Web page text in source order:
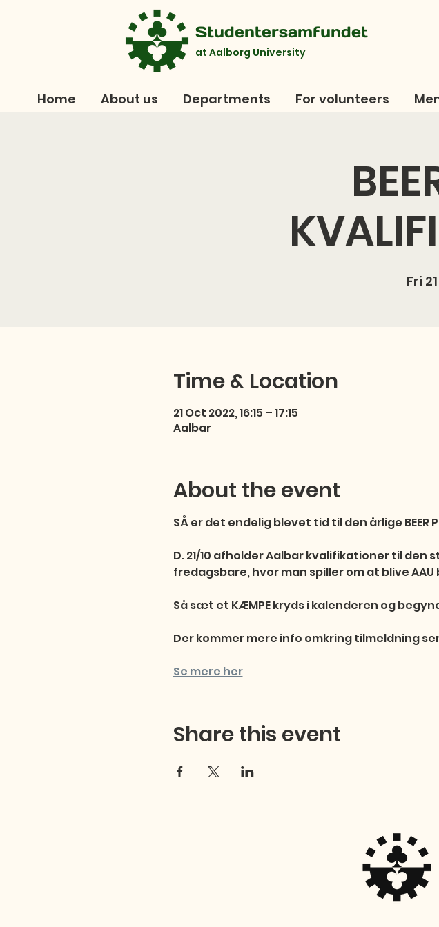
Studentersamfundet
at Aalborg University
Home About us Departments For volunteers
Fri
Time & Location
21 Oct 2022, 16:15 – 17:15
Aalbar
About the event
SÅ er det endelig blevet tid til den årlige BEER
D. 21/10 afholder Aalbar kvalifikationer til
fredagsbare, hvor man spiller om at blive AAU
Så sæt et KÆMPE kryds i kalenderen og
Der kommer mere info omkring tilmeldning
Se mere her
Share this event